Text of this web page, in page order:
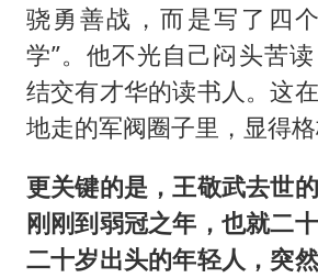
骁勇善战，而是写了四
学”。他不光自己闷头苦
结交有才华的读书人。这
地走的军阀圈子里，显得格
更关键的是，王敬武去世
刚刚到弱冠之年，也就二
二十岁出头的年轻人，突